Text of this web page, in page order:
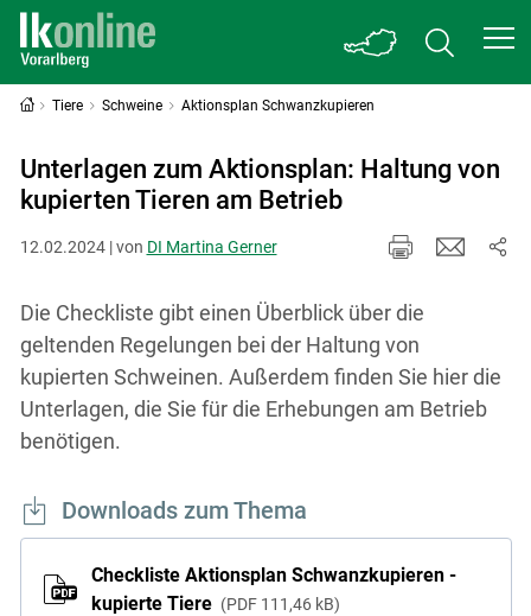
Tiere Schweine Aktionsplan Schwanzkupieren
Unterlagen zum Aktionsplan: Haltung von
kupierten Tieren am Betrieb
12.02.2024 | von DI Martina Gerner
Die Checkliste gibt einen Überblick über die
geltenden Regelungen bei der Haltung von
kupierten Schweinen. Außerdem finden Sie hier die
Unterlagen, die Sie für die Erhebungen am Betrieb
benötigen.
Downloads zum Thema
Checkliste Aktionsplan Schwanzkupieren -
kupierte Tiere
PDF 111,46 kB